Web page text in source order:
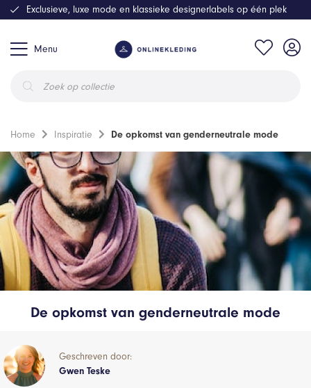
Menu
zoeken
Exclusieve, luxe mode en klassieke designerlabels op één plek
Home Inspiratie De opkomst van genderneutrale mode
De opkomst van genderneutrale mode
Geschreven door:
Gwen Teske